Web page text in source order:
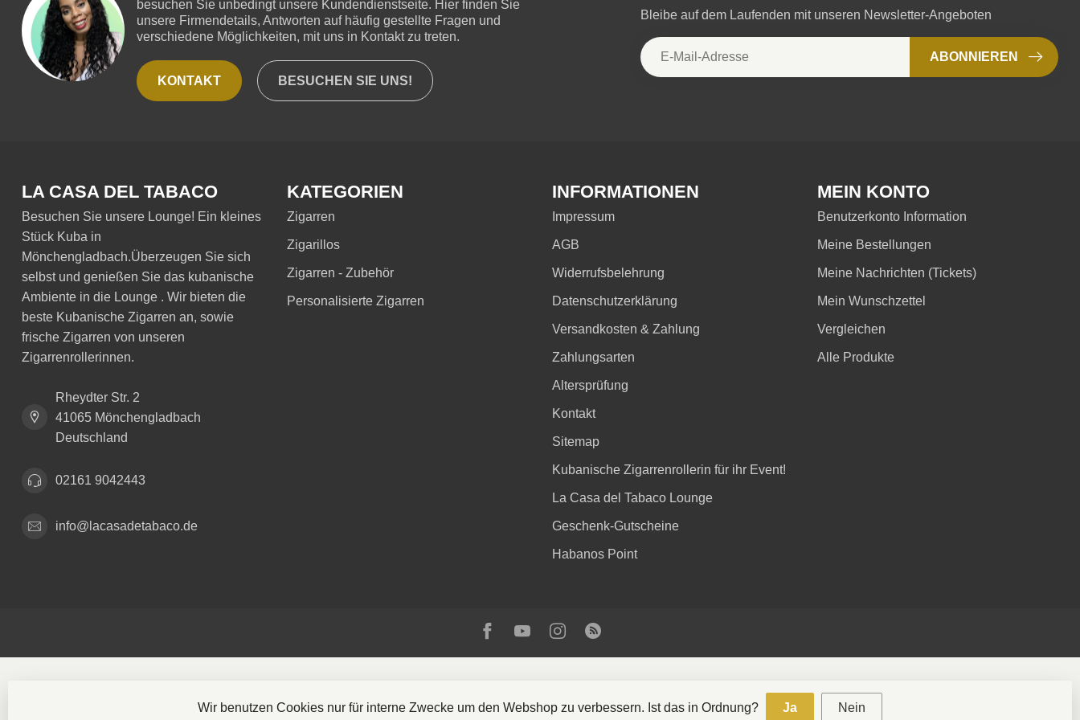
besuchen Sie unbedingt unsere Kundendienstseite. Hier finden Sie
unsere Firmendetails, Antworten auf häufig gestellte Fragen und
verschiedene Möglichkeiten, mit uns in Kontakt zu treten.
KONTAKT BESUCHEN SIE UNS!
Bleibe auf dem Laufenden mit unseren Newsletter-Angeboten
ABONNIEREN
LA CASA DEL TABACO
Besuchen Sie unsere Lounge! Ein kleines
Stück Kuba in
Mönchengladbach.Überzeugen Sie sich
selbst und genießen Sie das kubanische
Ambiente in die Lounge . Wir bieten die
beste Kubanische Zigarren an, sowie
frische Zigarren von unseren
Zigarrenrollerinnen.
Rheydter Str. 2
41065 Mönchengladbach
Deutschland
02161 9042443
info@lacasadetabaco.de
KATEGORIEN
Zigarren
Zigarillos
Zigarren - Zubehör
Personalisierte Zigarren
INFORMATIONEN
Impressum
AGB
Widerrufsbelehrung
Datenschutzerklärung
Versandkosten & Zahlung
Zahlungsarten
Altersprüfung
Kontakt
Sitemap
Kubanische Zigarrenrollerin für ihr Event!
La Casa del Tabaco Lounge
Geschenk-Gutscheine
Habanos Point
MEIN KONTO
Benutzerkonto Information
Meine Bestellungen
Meine Nachrichten (Tickets)
Mein Wunschzettel
Vergleichen
Alle Produkte
Wir benutzen Cookies nur für interne Zwecke um den Webshop zu verbessern. Ist das in Ordnung? Ja Nein